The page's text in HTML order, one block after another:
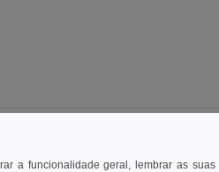
a funcionalidade geral, lembrar as suas